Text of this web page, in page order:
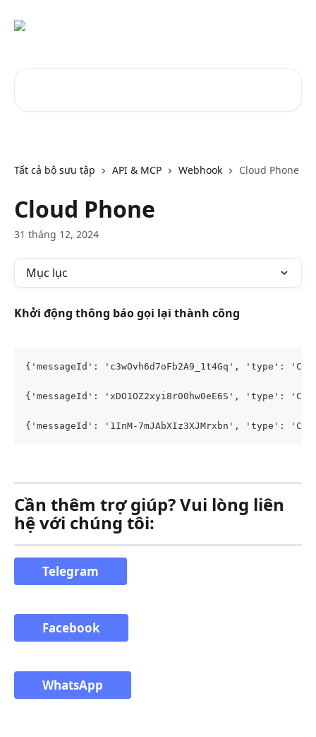
Tất cả bộ sưu tập API & MCP Webhook Cloud Phone
Cloud Phone
31 tháng 12, 2024
Mục lục
Khởi động thông báo gọi lại thành công
{'messageId': 'c3wOvh6d7oFb2A9_1t4Gq', 'type':
{'messageId': 'xDO1OZ2xyi8r00hw0eE6S', 'type':
{'messageId': '1InM-7mJAbXIz3XJMrxbn', 'type':
Cần thêm trợ giúp? Vui lòng liên
hệ với chúng tôi:
Telegram
Facebook
WhatsApp